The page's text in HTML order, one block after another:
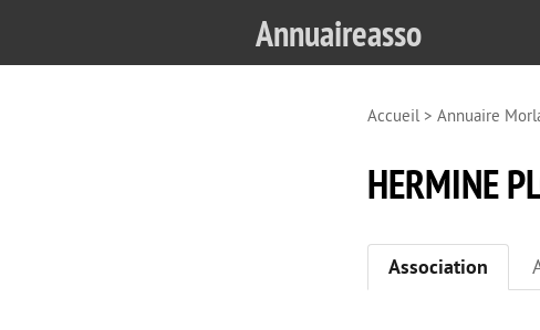
Annuaireasso
Accueil> Annuaire
HERMINE
Association